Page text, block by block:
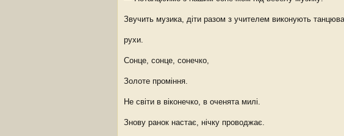
Звучить музика, діти разом з учителем виконують
рухи.
Сонце, сонце, сонечко,
Золоте проміння.
Не світи в віконечко, в оченята милі.
Знову ранок настає, нічку проводжає.